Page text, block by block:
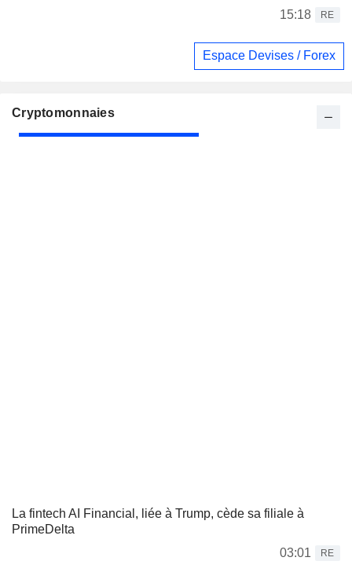
15:18
RE
Espace Devises / Forex
Cryptomonnaies
La fintech AI Financial, liée à Trump, cède sa filiale à
PrimeDelta
03:01
RE